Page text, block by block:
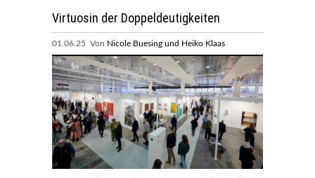
Virtuosin der Doppeldeutigkeiten
01.06.25 Von Nicole Buesing und Heiko Klaas